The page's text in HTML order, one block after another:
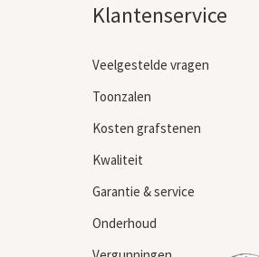
Klantenservice
Veelgestelde vragen
Toonzalen
Kosten grafstenen
Kwaliteit
Garantie & service
Onderhoud